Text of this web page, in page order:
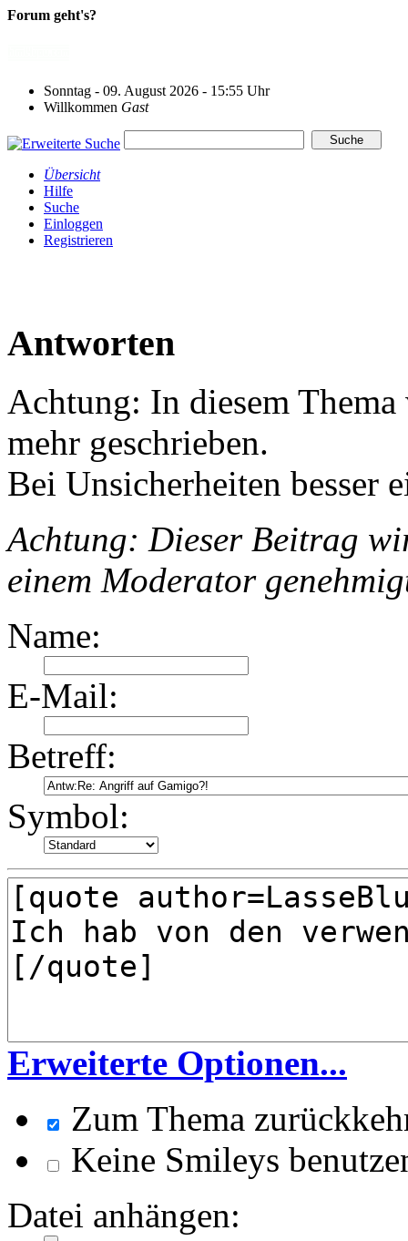
Forum geht's?
Sonntag - 09. August 2026 - 15:55 Uhr
Willkommen Gast
Übersicht
Hilfe
Suche
Einloggen
Registrieren
Antworten
Achtung: In diesem
mehr geschrieben.
Bei Unsicherheiten besser
Achtung: Dieser Beitrag
einem Moderator
Name:
E-Mail:
Betreff:
Symbol:
Erweiterte Optionen...
Zum Thema
Keine Smileys
Datei anhängen: